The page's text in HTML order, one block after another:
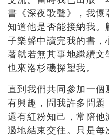
書《深夜歌聲》，我
知道他是否能接納我
子樂聲中讀完我的書
著就若無其事地繼續
也來洛杉磯探望我。
直到我們共同參加一
有興趣，問我許多問
還有紅粉知己，常陪
過地結束交往。只是每